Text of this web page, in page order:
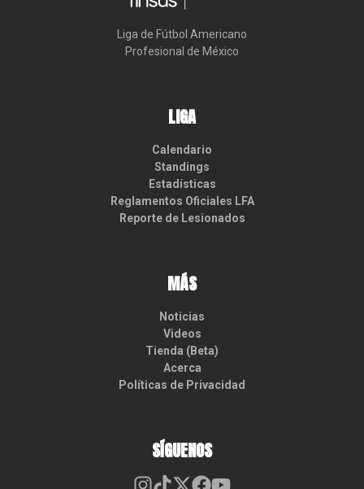
Liga de Fútbol Americano
Profesional de México
LIGA
Calendario
Standings
Estadísticas
Reglamentos Oficiales LFA
Reporte de Lesionados
MÁS
Noticias
Videos
Tienda (Beta)
Acerca
Políticas de Privacidad
SÍGUENOS